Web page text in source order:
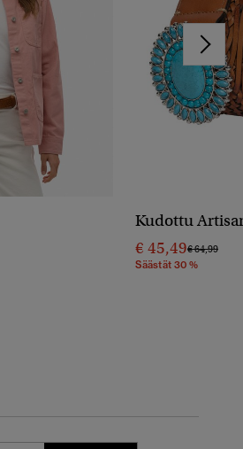
Kudottu
€ 45,49Hinta
€ 64,99
Säästät 30 %